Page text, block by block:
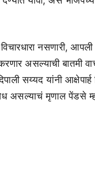
नसणारी,
असल्याची बातमी
सय्यद यांनी आक्षेपार्ह
असल्याचं मृणाल पेंडसे